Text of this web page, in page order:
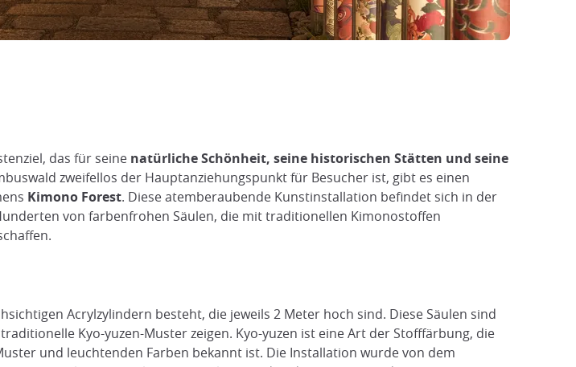
das für seine natürliche Schönheit, seine historischen Stätten und seine
zweifellos der Hauptanziehungspunkt für Besucher ist, gibt es einen
Kimono Forest. Diese atemberaubende Kunstinstallation befindet sich in der
von farbenfrohen Säulen, die mit traditionellen Kimonostoffen
Acrylzylindern besteht, die jeweils 2 Meter hoch sind. Diese Säulen sind
Kyo-yuzen-Muster zeigen. Kyo-yuzen ist eine Art der Stofffärbung, die
und leuchtenden Farben bekannt ist. Die Installation wurde von dem